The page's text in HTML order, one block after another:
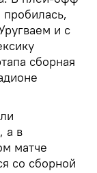
и с
сборная
а в
матче
со сборной